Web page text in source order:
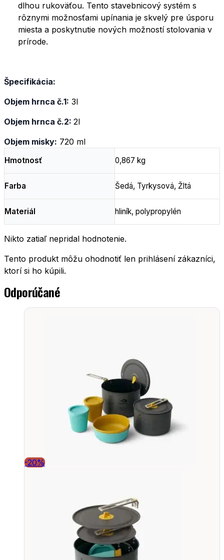
dlhou rukoväťou. Tento stavebnicový systém s
rôznymi možnosťami upínania je skvelý pre úsporu
miesta a poskytnutie nových možností stolovania v
prírode.
Špecifikácia:
Objem hrnca č.1: 3l
Objem hrnca č.2: 2l
Objem misky: 720 ml
Hmotnosť 0,867 kg
Farba Šedá, Tyrkysová, Žltá
Materiál hliník, polypropylén
Nikto zatiaľ nepridal hodnotenie.
Tento produkt môžu ohodnotiť len prihlásení zákazníci,
ktorí si ho kúpili.
Odporúčané
-20%